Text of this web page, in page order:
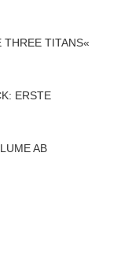
THREE TITANS«
ERSTE
AB